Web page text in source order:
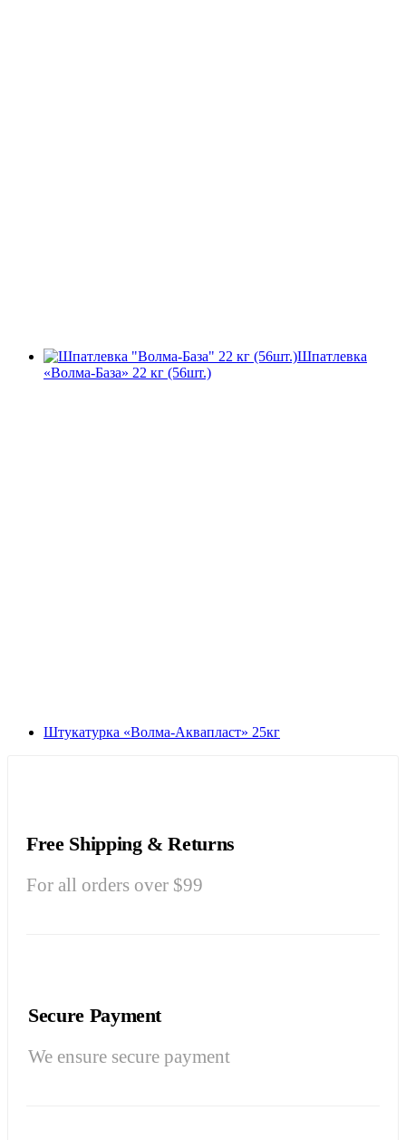
Шпатлевка
«Волма-База» 22 кг (56шт.)
Штукатурка «Волма-Аквапласт» 25кг
Free Shipping & Returns
For all orders over $99
Secure Payment
We ensure secure payment